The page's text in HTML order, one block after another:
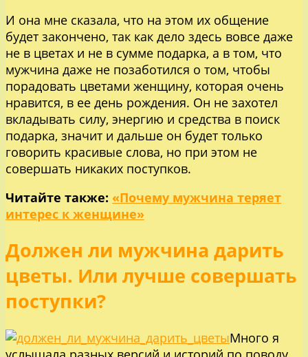
И она мне сказала, что на этом их общение
будет закончено, так как дело здесь вовсе даже
не в цветах и не в сумме подарка, а в том, что
мужчина даже не позаботился о том, чтобы
порадовать цветами женщину, которая очень
нравится, в ее день рождения. Он не захотел
вкладывать силу, энергию и средства в поиск
подарка, значит и дальше он будет только
говорить красивые слова, но при этом не
совершать никаких поступков.
Читайте также: «Почему мужчина теряет
интерес к женщине»
Должен ли мужчина дарить
цветы. Или лучше совершать
поступки?
Много я